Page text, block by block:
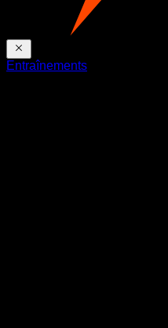
Entraînements